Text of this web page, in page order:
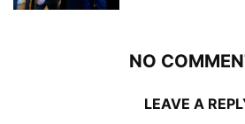
NO
LEAVE A